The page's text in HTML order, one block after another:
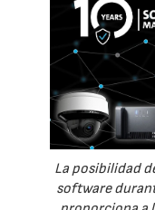
La posibilidad
software